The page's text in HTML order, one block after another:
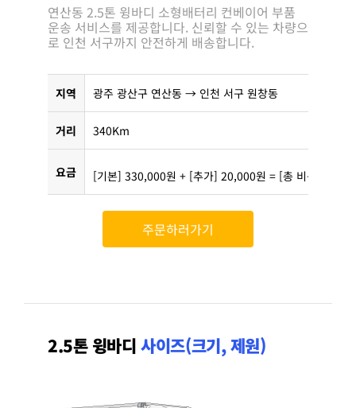
연산동 2.5톤 윙바디 소형배터리 컨베이어 부품
운송 서비스를 제공합니다. 신뢰할 수 있는 차량으
로 인천 서구까지 안전하게 배송합니다.
지역 광주 광산구 연산동 → 인천 서구 원창동
거리 340Km
요금 [기본] 330,000원 + [추가] 20,000원 = [총 비용]
주문하러가기
2.5톤 윙바디사이즈(크기, 제원)